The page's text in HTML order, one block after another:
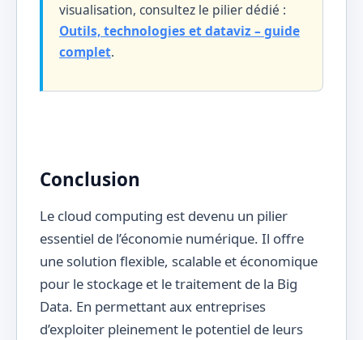
visualisation, consultez le pilier dédié :
Outils, technologies et dataviz – guide
complet.
Conclusion
Le cloud computing est devenu un pilier
essentiel de l’économie numérique. Il offre
une solution flexible, scalable et économique
pour le stockage et le traitement de la Big
Data. En permettant aux entreprises
d’exploiter pleinement le potentiel de leurs